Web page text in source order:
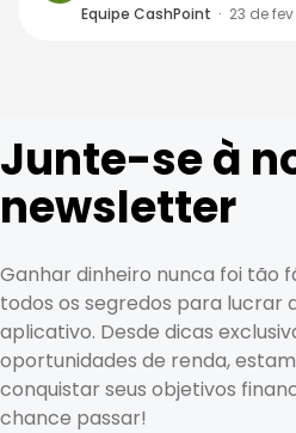
Equipe CashPoint · 23 de
Junte-se à
newsletter
Ganhar dinheiro nunca foi tão
todos os segredos para lucrar
aplicativo. Desde dicas
oportunidades de renda,
conquistar seus objetivos
chance passar!